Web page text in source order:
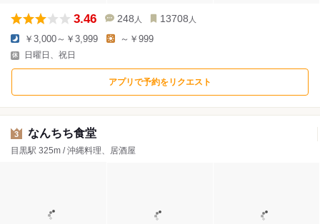
3.46 248 人 13708 人
￥3,000～￥3,999 ～￥999
日曜日、祝日
アプリで予約をリクエスト
3 なんちち食堂
目黒駅 325m / 沖縄料理、居酒屋